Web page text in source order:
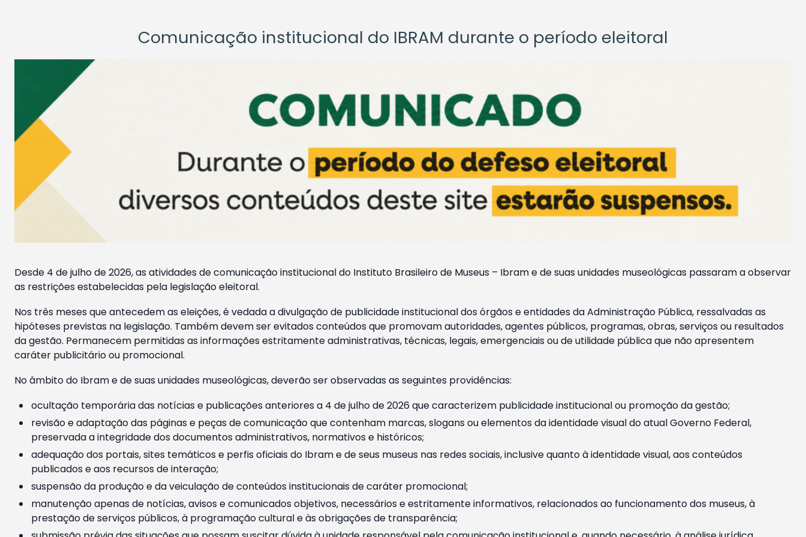
Comunicação institucional do IBRAM durante o período eleitoral
Desde 4 de julho de 2026, as atividades de comunicação institucional do Instituto Brasileiro de Museus – Ibram e de suas unidades museológicas passaram a observar
as restrições estabelecidas pela legislação eleitoral.
Nos três meses que antecedem as eleições, é vedada a divulgação de publicidade institucional dos órgãos e entidades da Administração Pública, ressalvadas as
hipóteses previstas na legislação. Também devem ser evitados conteúdos que promovam autoridades, agentes públicos, programas, obras, serviços ou resultados
da gestão. Permanecem permitidas as informações estritamente administrativas, técnicas, legais, emergenciais ou de utilidade pública que não apresentem
caráter publicitário ou promocional.
No âmbito do Ibram e de suas unidades museológicas, deverão ser observadas as seguintes providências:
ocultação temporária das notícias e publicações anteriores a 4 de julho de 2026 que caracterizem publicidade institucional ou promoção da gestão;
revisão e adaptação das páginas e peças de comunicação que contenham marcas, slogans ou elementos da identidade visual do atual Governo Federal,
preservada a integridade dos documentos administrativos, normativos e históricos;
adequação dos portais, sites temáticos e perfis oficiais do Ibram e de seus museus nas redes sociais, inclusive quanto à identidade visual, aos conteúdos
publicados e aos recursos de interação;
suspensão da produção e da veiculação de conteúdos institucionais de caráter promocional;
manutenção apenas de notícias, avisos e comunicados objetivos, necessários e estritamente informativos, relacionados ao funcionamento dos museus, à
prestação de serviços públicos, à programação cultural e às obrigações de transparência;